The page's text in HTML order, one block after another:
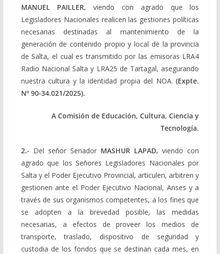
MANUEL PAILLER,viendo con agrado que los
Legisladores Nacionales realicen las gestiones políticas
necesarias destinadas al mantenimiento de la
generación de contenido propio y local de la provincia
de Salta, el cual es transmitido por las emisoras LRA4
Radio Nacional Salta y LRA25 de Tartagal, asegurando
nuestra cultura y la identidad propia del NOA.(Expte.
Nº 90-34.021/2025).
A Comisión de Educación, Cultura, Ciencia y
Tecnología.
2.- Del señor Senador MASHUR LAPAD,viendo con
agrado que los Señores Legisladores Nacionales por
Salta y el Poder Ejecutivo Provincial, articulen, arbitren y
gestionen ante el Poder Ejecutivo Nacional, Anses y a
través de sus organismos competentes, a los fines que
se adopten a la brevedad posible, las medidas
necesarias, a efectos de proveer los medios de
transporte, traslado, dispositivo de seguridad y
custodia de los fondos que se destinan cada mes, en